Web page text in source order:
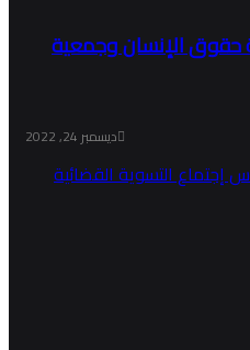
الإنسان وجمعية
ديسمبر 24, 2022